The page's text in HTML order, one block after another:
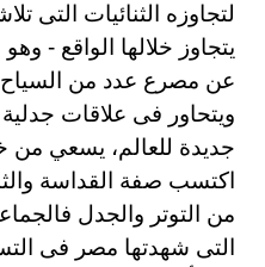
لتجاوزه الثنائيات التى
يتجاوز خلالها الواقع -
عن مصرع عدد من السياح
ويتحاور فى علاقات
جديدة للعالم، يسعي من
اكتسب صفة القداسة
من التوتر والجدل
التى شهدتها مصر فى